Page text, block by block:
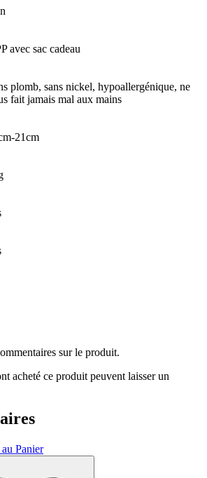
avec sac cadeau
plomb, sans nickel, hypoallergénique, ne
fait jamais mal aux mains
21cm
sur le produit.
acheté ce produit peuvent laisser un
PanierCe
produit